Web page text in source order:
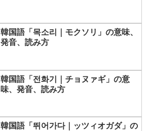
韓国語「목소리｜モクソリ」の意味、
発音、読み方
韓国語「전화기｜チョヌァギ」の意
味、発音、読み方
韓国語「뛰어가다｜ッツィオガダ」の